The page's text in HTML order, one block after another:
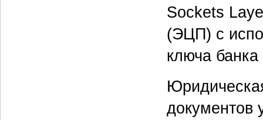
Sockets
(ЭЦП) с
ключа
документов